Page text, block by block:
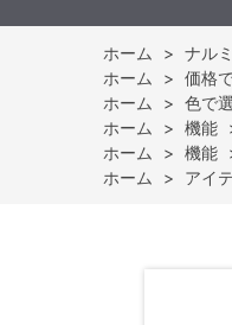
ホーム > ナル
ホーム
> 価格
ホーム
> 色で
ホーム
> 機能
ホーム
> 機能
ホーム
> アイ